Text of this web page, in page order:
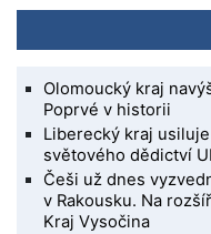
Olomoucký kraj
Poprvé v historii
Liberecký kraj
světového dědictví
Češi už dnes
v Rakousku. Na
Kraj Vysočina